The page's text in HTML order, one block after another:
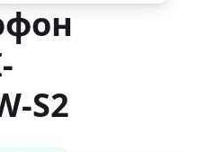
S2